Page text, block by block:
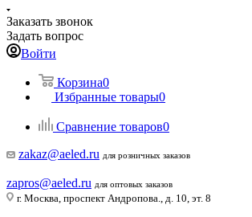
Заказать звонок
Задать вопрос
Войти
Корзина0
Избранные товары0
Сравнение товаров0
zakaz@aeled.ru для розничных заказов
zapros@aeled.ru для оптовых заказов
г. Москва, проспект Андропова., д. 10, эт. 8